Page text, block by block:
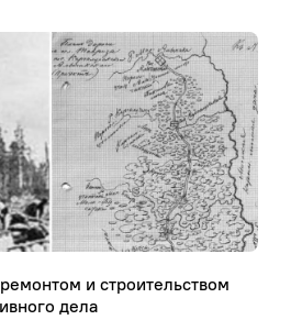
и строительством
дела